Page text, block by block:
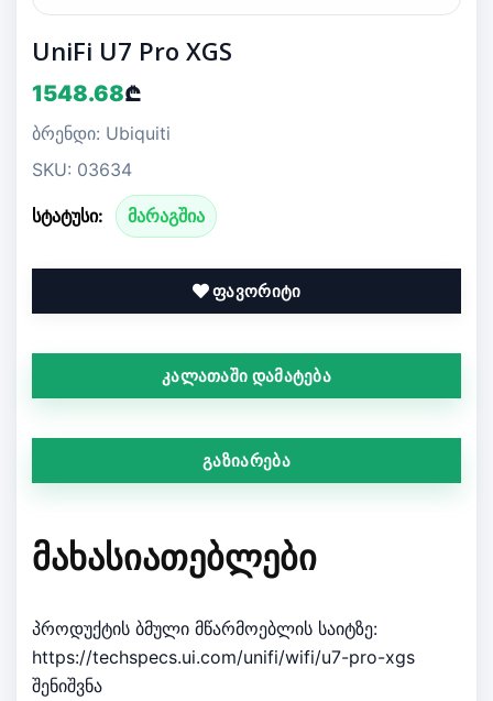
UniFi U7 Pro XGS
1548.68₾
ბრენდი: Ubiquiti
SKU: 03634
სტატუსი: მარაგშია
ფავორიტი
კალათაში დამატება
გაზიარება
ᲛᲐᲮᲐᲡᲘᲐᲗᲔᲑᲚᲔᲑᲘ
პროდუქტის ბმული მწარმოებლის საიტზე:
https://techspecs.ui.com/unifi/wifi/u7-pro-xgs
შენიშვნა